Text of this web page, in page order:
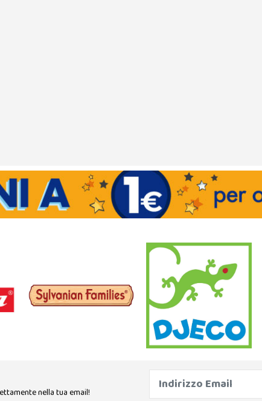
nella tua email!